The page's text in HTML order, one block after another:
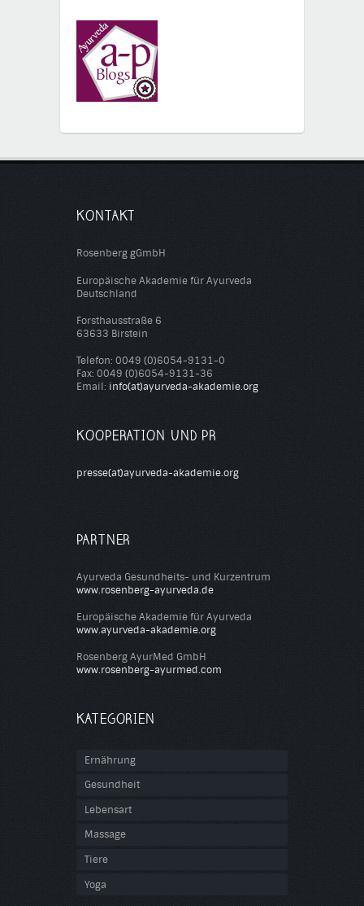
KONTAKT
Rosenberg gGmbH
Europäische Akademie für Ayurveda
Deutschland
Forsthausstraße 6
63633 Birstein
Telefon: 0049 (0)6054-9131-0
Fax: 0049 (0)6054-9131-36
Email: info(at)ayurveda-akademie.org
KOOPERATION UND PR
presse(at)ayurveda-akademie.org
PARTNER
Ayurveda Gesundheits- und Kurzentrum
www.rosenberg-ayurveda.de
Europäische Akademie für Ayurveda
www.ayurveda-akademie.org
Rosenberg AyurMed GmbH
www.rosenberg-ayurmed.com
KATEGORIEN
Ernährung
Gesundheit
Lebensart
Massage
Tiere
Yoga